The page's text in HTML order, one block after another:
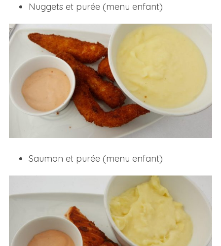
Nuggets et purée (menu enfant)
Saumon et purée (menu enfant)